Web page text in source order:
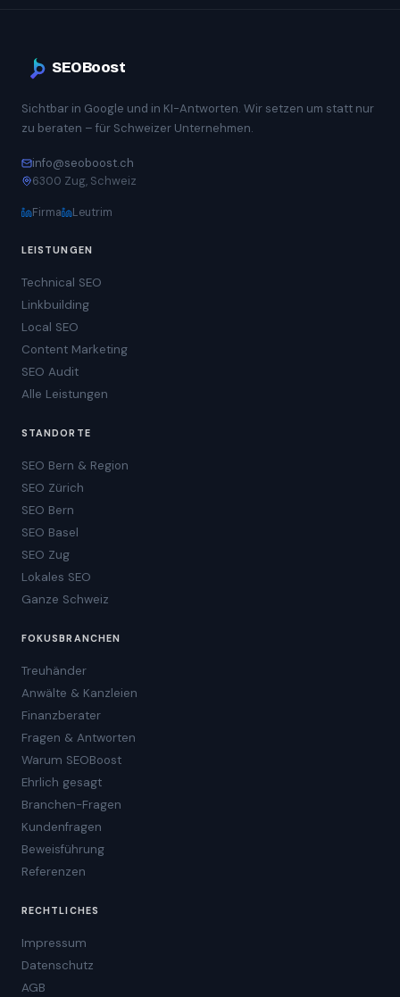
SEOBoost
Sichtbar in Google und in KI-Antworten. Wir setzen um statt nur
zu beraten – für Schweizer Unternehmen.
info@seoboost.ch
6300 Zug, Schweiz
Firma Leutrim
LEISTUNGEN
Technical SEO
Linkbuilding
Local SEO
Content Marketing
SEO Audit
Alle Leistungen
STANDORTE
SEO Bern & Region
SEO Zürich
SEO Bern
SEO Basel
SEO Zug
Lokales SEO
Ganze Schweiz
FOKUSBRANCHEN
Treuhänder
Anwälte & Kanzleien
Finanzberater
Fragen & Antworten
Warum SEOBoost
Ehrlich gesagt
Branchen-Fragen
Kundenfragen
Beweisführung
Referenzen
RECHTLICHES
Impressum
Datenschutz
AGB